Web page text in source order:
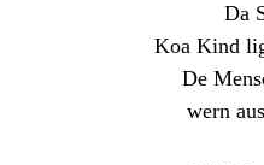
Da
Koa Kind
De
wern